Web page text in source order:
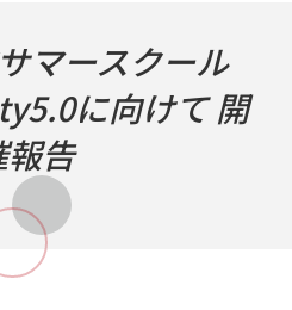
マースクール
に向けて 開
報告